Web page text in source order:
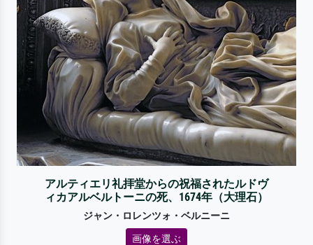
アルティエリ礼拝堂からの祝福されたルドヴ
ィカアルベルトーニの死、1674年（大理石）
ジャン・ロレンツォ・ベルニーニ
画像を選ぶ